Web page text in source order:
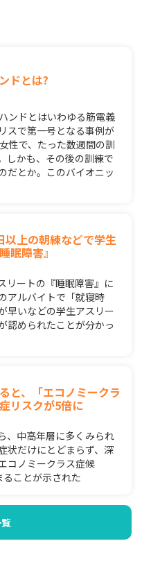
ドとは?
ンドとはいわゆる筋電義
スで第一号となる事例が
性で、たった数週間の訓
しかも、その後の訓練で
だとか。このバイオニッ
以上の朝練などで学生
眠障害』
リートの『睡眠障害』に
アルバイトで「就寝時
早いなどの学生アスリー
認められたことが分かっ
と、「エコノミークラ
リスクが5倍に
、中高年層に多くみられ
状だけにとどまらず、深
コノミークラス症候
ことが示された